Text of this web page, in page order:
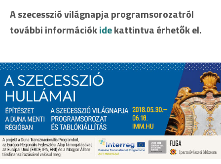
A szecesszió világnapja programsorozatról
további információkidekattintva érhetők el.